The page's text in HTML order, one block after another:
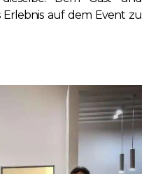
Erlebnis auf dem Event zu